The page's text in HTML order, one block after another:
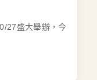
27盛大舉辦，今